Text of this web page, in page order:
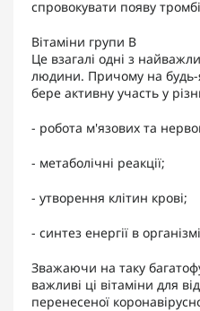
спровокувати появу
Вітаміни групи В
Це взагалі одні з
людини. Причому на будь-
бере активну участь у
- робота м'язових та
- метаболічні реакції;
- утворення клітин крові;
- синтез енергії в
Зважаючи на таку
важливі ці вітаміни для
перенесеної